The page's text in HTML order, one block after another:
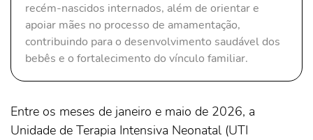
recém-nascidos internados, além de orientar e
apoiar mães no processo de amamentação,
contribuindo para o desenvolvimento saudável dos
bebês e o fortalecimento do vínculo familiar.
Entre os meses de janeiro e maio de 2026, a
Unidade de Terapia Intensiva Neonatal (UTI